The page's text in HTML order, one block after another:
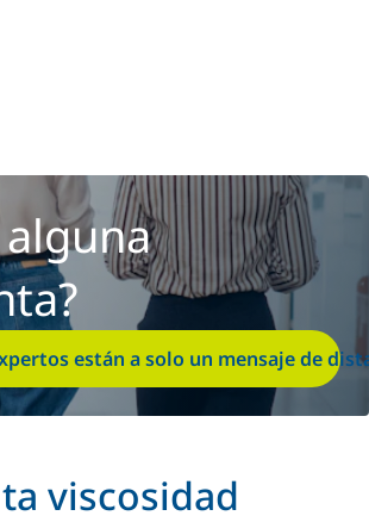
alguna
están a solo un mensaje de
viscosidad